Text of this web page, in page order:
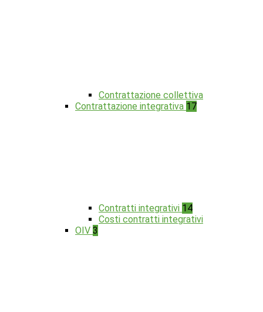
Contrattazione collettiva
Contrattazione integrativa 17
Contratti integrativi 14
Costi contratti integrativi
OIV 3